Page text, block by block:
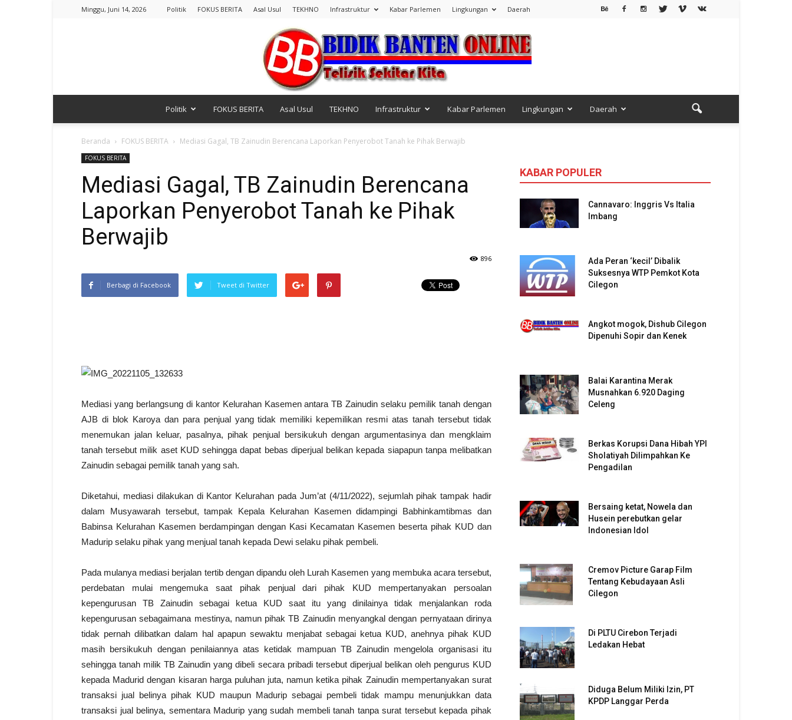
Minggu, Juni 14, 2026 Politik FOKUS BERITA Asal Usul TEKHNO Infrastruktur Kabar Parlemen Lingkungan Daerah
Banten
Politik FOKUS BERITA Asal Usul TEKHNO Infrastruktur Kabar Parlemen Lingkungan Daerah
Beranda FOKUS BERITA Mediasi Gagal, TB Zainudin Berencana Laporkan Penyerobot Tanah ke Pihak Berwajib
FOKUS BERITA
Mediasi Gagal, TB Zainudin Berencana
Laporkan Penyerobot Tanah ke Pihak
Berwajib
896
Berbagi di Facebook Tweet di Twitter
Mediasi yang berlangsung di kantor Kelurahan Kasemen antara TB Zainudin selaku pemilik tanah dengan
AJB di blok Karoya dan para penjual yang tidak memiliki kepemilikan resmi atas tanah tersebut tidak
menemukan jalan keluar, pasalnya, pihak penjual bersikukuh dengan argumentasinya dan mengklaim
tanah tersebut milik aset KUD sehingga dapat bebas diperjual belikan kepada siapapun tanpa melibatkan
Zainudin sebagai pemilik tanah yang sah.
Diketahui, mediasi dilakukan di Kantor Kelurahan pada Jum’at (4/11/2022), sejumlah pihak tampak hadir
dalam Musyawarah tersebut, tampak Kepala Kelurahan Kasemen didampingi Babhinkamtibmas dan
Babinsa Kelurahan Kasemen berdampingan dengan Kasi Kecamatan Kasemen beserta pihak KUD dan
Madurip selaku pihak yang menjual tanah kepada Dewi selaku pihak pembeli.
Pada mulanya mediasi berjalan tertib dengan dipandu oleh Lurah Kasemen yang membuka acara tersebut,
perdebatan mulai mengemuka saat pihak penjual dari pihak KUD mempertanyakan persoalan
kepengurusan TB Zainudin sebagai ketua KUD saat itu yang dinilainya tidak menjalankan roda
kepengurusan sebagaimana mestinya, namun pihak TB Zainudin menyangkal dengan pernyataan dirinya
tidak pernah dilibatkan dalam hal apapun sewaktu menjabat sebagai ketua KUD, anehnya pihak KUD
masih bersikukuh dengan penilaiannya atas ketidak mampuan TB Zainudin mengelola organisasi itu
sehingga tanah milik TB Zainudin yang dibeli secara pribadi tersebut diperjual belikan oleh pengurus KUD
kepada Madurid dengan kisaran harga puluhan juta, namun ketika pihak Zainudin mempertanyakan surat
transaksi jual belinya pihak KUD maupun Madurip sebagai pembeli tidak mampu menunjukkan data
transaksi jual belinya, sementara Madurip yang sudah membeli tanah tanpa surat tersebut kepada pihak
KABAR POPULER
Cannavaro: Inggris Vs Italia
Imbang
Ada Peran ‘kecil’ Dibalik
Suksesnya WTP Pemkot Kota
Cilegon
Angkot mogok, Dishub Cilegon
Dipenuhi Sopir dan Kenek
Balai Karantina Merak
Musnahkan 6.920 Daging
Celeng
Berkas Korupsi Dana Hibah YPI
Sholatiyah Dilimpahkan Ke
Pengadilan
Bersaing ketat, Nowela dan
Husein perebutkan gelar
Indonesian Idol
Cremov Picture Garap Film
Tentang Kebudayaan Asli
Cilegon
Di PLTU Cirebon Terjadi
Ledakan Hebat
Diduga Belum Miliki Izin, PT
KPDP Langgar Perda